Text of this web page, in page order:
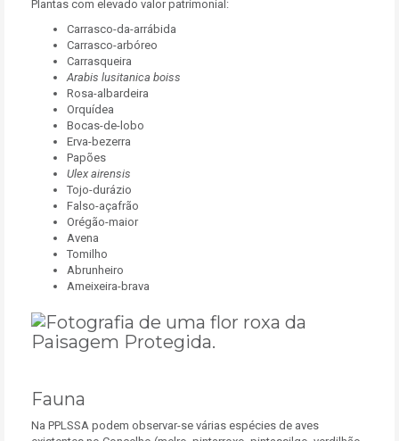
Plantas com elevado valor patrimonial:
Carrasco-da-arrábida
Carrasco-arbóreo
Carrasqueira
Arabis lusitanica boiss
Rosa-albardeira
Orquídea
Bocas-de-lobo
Erva-bezerra
Papões
Ulex airensis
Tojo-durázio
Falso-açafrão
Orégão-maior
Avena
Tomilho
Abrunheiro
Ameixeira-brava
Fauna
Na PPLSSA podem observar-se várias espécies de aves